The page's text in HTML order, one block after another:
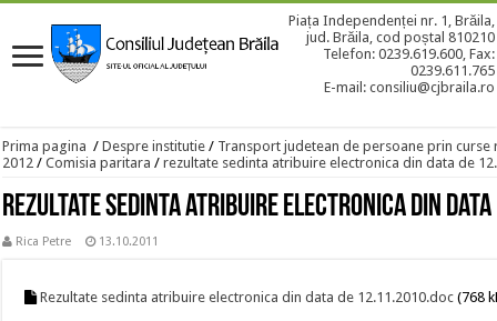
Piața Independenței nr. 1, Brăila,
jud. Brăila, cod poștal 810210
Telefon: 0239.619.600, Fax:
0239.611.765
E-mail: consiliu@cjbraila.ro
Prima pagina / Despre institutie / Transport judetean de persoane prin curse
2012 / Comisia paritara / rezultate sedinta atribuire electronica din data de
rezultate sedinta atribuire electronica din data
Rica Petre 13.10.2011
Rezultate sedinta atribuire electronica din data de 12.11.2010.doc (768